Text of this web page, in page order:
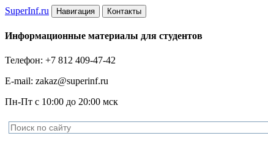
SuperInf.ru Навигация Контакты
Информационные материалы для студентов
Телефон: +7 812 409-47-42
E-mail: zakaz@superinf.ru
Пн-Пт с 10:00 до 20:00 мск